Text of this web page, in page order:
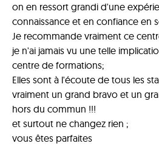
on en ressort grandi d'une
connaissance et en confiance en
Je recommande vraiment ce
je n'ai jamais vu une telle
centre de formations;
Elles sont à l'écoute de tous les
vraiment un grand bravo et un
hors du commun !!!
et surtout ne changez rien ;
vous êtes parfaites